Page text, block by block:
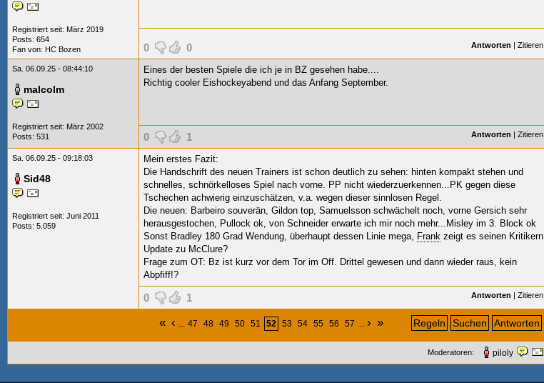
Registriert seit: März 2019
Posts: 654
Fan von: HC Bozen 0 0 Antworten | Zitieren
Sa. 06.09.25 - 08:44:10
malcolm
Registriert seit: März 2002
Posts: 531
Eines der besten Spiele die ich je in BZ gesehen habe....
Richtig cooler Eishockeyabend und das Anfang September.
0 1 Antworten | Zitieren
Sa. 06.09.25 - 09:18:03
Sid48
Registriert seit: Juni 2011
Posts: 5.059
Mein erstes Fazit:
Die Handschrift des neuen Trainers ist schon deutlich zu sehen: hinten kompakt stehen und
schnelles, schnörkelloses Spiel nach vorne. PP nicht wiederzuerkennen...PK gegen diese
Tschechen achwierig einzuschätzen, v.a. wegen dieser sinnlosen Regel.
Die neuen: Barbeiro souverän, Gildon top, Samuelsson schwächelt noch, vorne Gersich sehr
herausgestochen, Pullock ok, von Schneider erwarte ich mir noch mehr...Misley im 3. Block ok
Sonst Bradley 180 Grad Wendung, überhaupt dessen Linie mega, Frank zeigt es seinen Kritikern
Update zu McClure?
Frage zum OT: Bz ist kurz vor dem Tor im Off. Drittel gewesen und dann wieder raus, kein
Abpfiff!?
0 1 Antworten | Zitieren
« ‹ ... 47 48 49 50 51 52 53 54 55 56 57 ... › » Regeln Suchen Antworten
Moderatoren: piloly